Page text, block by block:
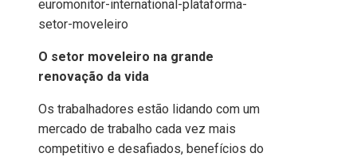
O setor moveleiro na grande
renovação da vida
Os trabalhadores estão lidando com um
mercado de trabalho cada vez mais
competitivo e desafiados, benefícios do